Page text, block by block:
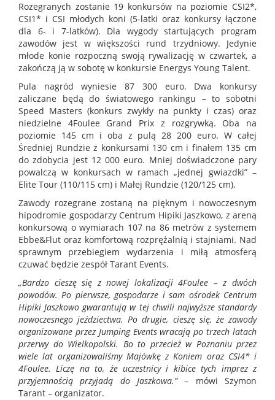
Rozegranych zostanie 19 konkursów na poziomie CSI2*,
CSI1* i CSI młodych koni (5-latki oraz konkursy łączone
dla 6- i 7-latków). Dla wygody startujących program
zawodów jest w większości rund trzydniowy. Jedynie
młode konie rozpoczną swoją rywalizację w czwartek, a
zakończą ją w sobotę w konkursie Energys Young Talent.
Pula nagród wyniesie 87 300 euro. Dwa konkursy
zaliczane będą do światowego rankingu – to sobotni
Speed Masters (konkurs zwykły na punkty i czas) oraz
niedzielne 4Foulee Grand Prix z rozgrywką. Oba na
poziomie 145 cm i oba z pulą 28 200 euro. W całej
Średniej Rundzie z konkursami 130 cm i finałem 135 cm
do zdobycia jest 12 000 euro. Mniej doświadczone pary
powalczą w konkursach w ramach „jednej gwiazdki” –
Elite Tour (110/115 cm) i Małej Rundzie (120/125 cm).
Zawody rozegrane zostaną na pięknym i nowoczesnym
hipodromie gospodarzy Centrum Hipiki Jaszkowo, z areną
konkursową o wymiarach 107 na 86 metrów z systemem
Ebbe&Flut oraz komfortową rozprężalnią i stajniami. Nad
sprawnym przebiegiem wydarzenia i miłą atmosferą
czuwać będzie zespół Tarant Events.
„Bardzo cieszę się z nowej lokalizacji 4Foulee – z dwóch
powodów. Po pierwsze, gospodarze i sam ośrodek Centrum
Hipiki Jaszkowo gwarantują w tej chwili najwyższe standardy
nowoczesnego jeździectwa. Po drugie, cieszę się, że zawody
organizowane przez Jumping Events wracają po trzech latach
przerwy do Wielkopolski. Bo to przecież w Poznaniu przez
wiele lat organizowaliśmy Majówkę z Koniem oraz CSI4* i
4Foulee. Liczę na to, że uczestnicy i kibice tych imprez z
przyjemnością przyjadą do Jaszkowa.”– mówi Szymon
Tarant – organizator.